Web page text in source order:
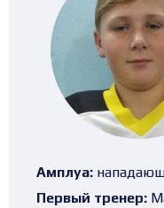
Амплуа:
Первый тренер: